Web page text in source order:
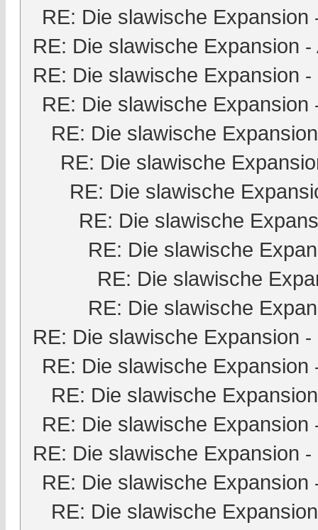
RE: Die slawische Expansion
RE: Die slawische Expansion -
RE: Die slawische Expansion -
RE: Die slawische Expansion
RE: Die slawische Expansion
RE: Die slawische
RE: Die slawische
RE: Die slawische
RE: Die slawische
RE: Die slawische
RE: Die slawische
RE: Die slawische Expansion -
RE: Die slawische Expansion
RE: Die slawische Expansion
RE: Die slawische Expansion
RE: Die slawische Expansion -
RE: Die slawische Expansion
RE: Die slawische Expansion